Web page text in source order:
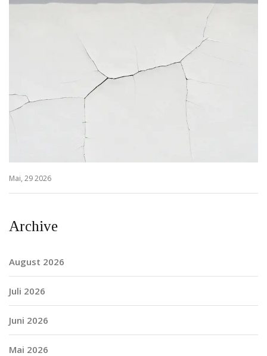
Mai, 29 2026
Archive
August 2026
Juli 2026
Juni 2026
Mai 2026